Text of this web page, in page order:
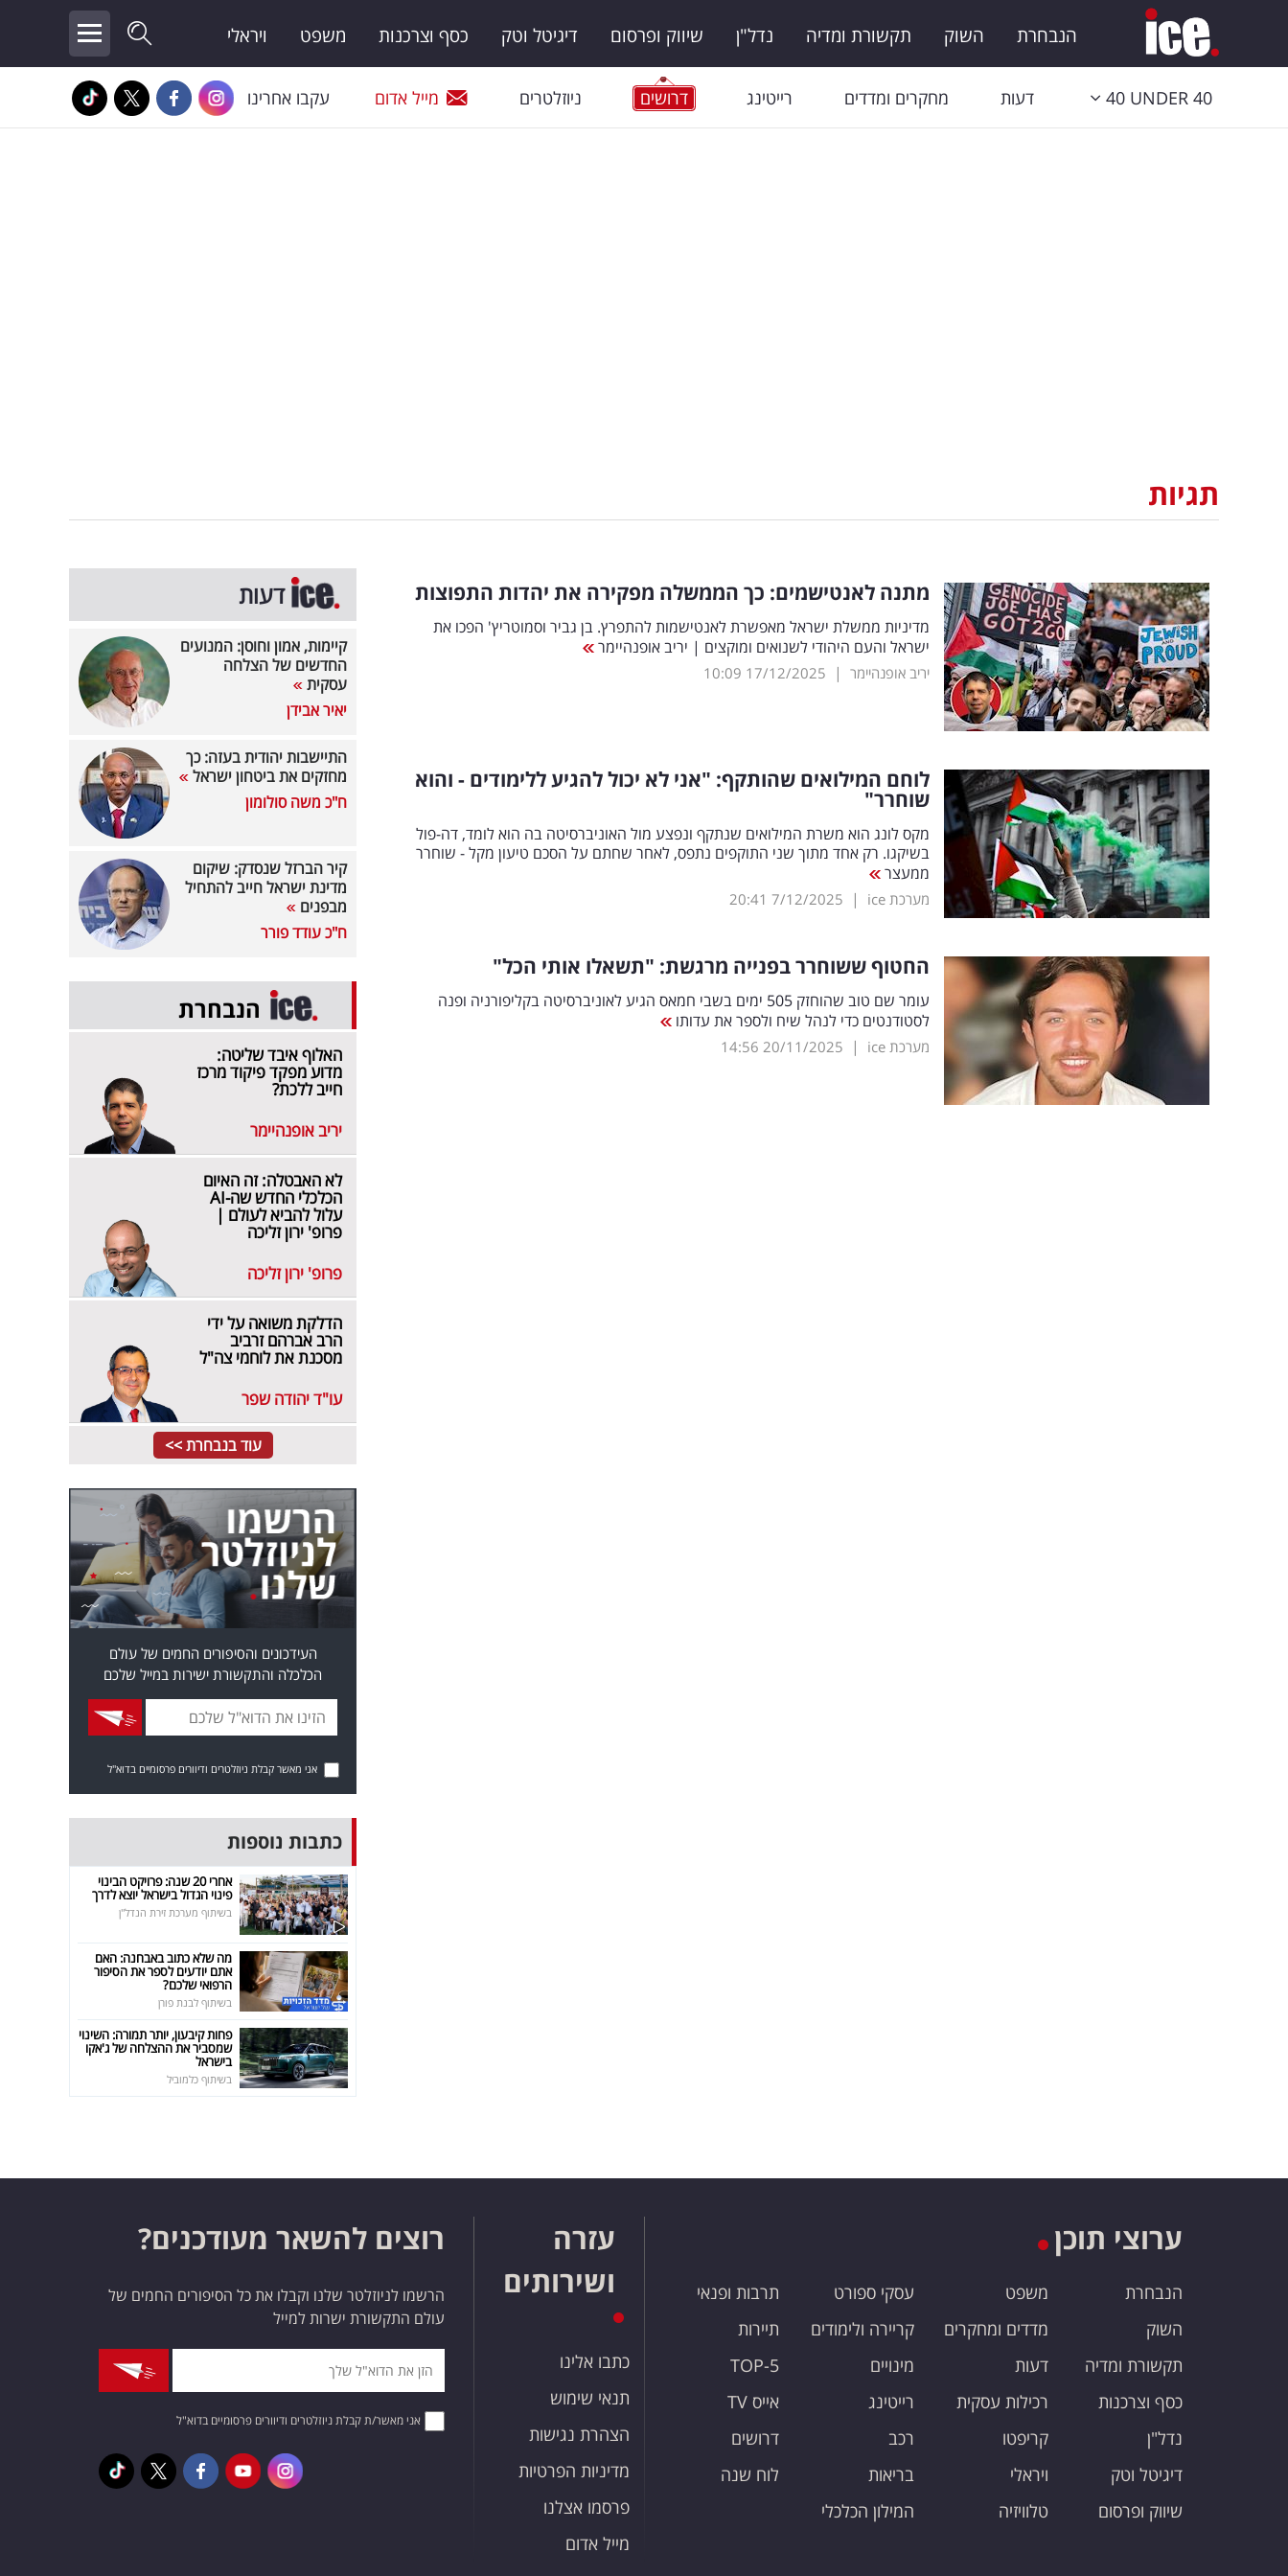
הנבחרת השוק תקשורת ומדיה נדל"ן שיווק ופרסום דיגיטל וטק כסף וצרכנות משפט ויראלי
40 UNDER 40 דעות מחקרים ומדדים רייטינג דרושים ניוזלטרים מייל אדום עקבו אחרינו
תגיות
מתנה לאנטישמים: כך הממשלה מפקירה את יהדות התפוצות
מדיניות ממשלת ישראל מאפשרת לאנטישמות להתפרץ. בן גביר וסמוטריץ' הפכו את
ישראל והעם היהודי לשנואים ומוקצים | יריב אופנהיימר
יריב אופנהיימר |
17/12/2025
10:09
לוחם המילואים שהותקף: "אני לא יכול להגיע ללימודים - והוא
שוחרר"
מקס לונג הוא משרת המילואים שנתקף ונפצע מול האוניברסיטה בה הוא לומד, דה-פול
בשיקגו. רק אחד מתוך שני התוקפים נתפס, לאחר שחתם על הסכם טיעון מקל - שוחרר
ממעצר
מערכת ice |
7/12/2025
20:41
החטוף ששוחרר בפנייה מרגשת: "תשאלו אותי הכל"
עומר שם טוב שהוחזק 505 ימים בשבי חמאס הגיע לאוניברסיטה בקליפורניה ופנה
לסטודנטים כדי לנהל שיח ולספר את עדותו
מערכת ice |
20/11/2025
14:56
דעות
קיימות, אמון וחוסן: המנועים
החדשים של הצלחה
עסקית
יאיר אבידן
התיישבות יהודית בעזה: כך
מחזקים את ביטחון ישראל
ח"כ משה סולומון
קיר הברזל שנסדק: שיקום
מדינת ישראל חייב להתחיל
מבפנים
ח"כ עודד פורר
הנבחרת
האלוף איבד שליטה:
מדוע מפקד פיקוד מרכז
חייב ללכת?
יריב אופנהיימר
לא האבטלה: זה האיום
הכלכלי החדש שה-AI
עלול להביא לעולם |
פרופ' ירון זליכה
פרופ' ירון זליכה
הדלקת משואה על ידי
הרב אברהם זרביב
מסכנת את לוחמי צה"ל
עו"ד יהודה שפר
עוד בנבחרת >>
העידכונים והסיפורים החמים של עולם
הכלכלה והתקשורת ישירות במייל שלכם
אני מאשר קבלת ניוזלטרים ודיוורים פרסומיים בדוא"ל
כתבות נוספות
אחרי 20 שנה: פרויקט הבינוי
פינוי הגדול בישראל יוצא לדרך
בשיתוף מערכת זירת הנדל"ן
מה שלא כתוב באבחנה: האם
אתם יודעים לספר את הסיפור
הרפואי שלכם?
בשיתוף לבנת פורן
פחות קיבעון, יותר תמורה: השינוי
שמסביר את ההצלחה של ג'אקו
בישראל
בשיתוף כלמוביל
ערוצי תוכן
הנבחרת
השוק
תקשורת ומדיה
כסף וצרכנות
נדל"ן
דיגיטל וטק
שיווק ופרסום
משפט
מדדים ומחקרים
דעות
רכילות עסקית
קריפטו
ויראלי
טלוויזיה
עסקי ספורט
קריירה ולימודים
מינויים
רייטינג
רכב
בריאות
המילון הכלכלי
תרבות ופנאי
תיירות
TOP-5
אייס TV
דרושים
לוח שנה
עזרה
ושירותים
כתבו אלינו
תנאי שימוש
הצהרת נגישות
מדיניות הפרטיות
פרסמו אצלנו
מייל אדום
רוצים להשאר מעודכנים?
הרשמו לניוזלטר שלנו וקבלו את כל הסיפורים החמים של
עולם התקשורת ישרות למייל
אני מאשר/ת קבלת ניוזלטרים ודיוורים פרסומיים בדוא"ל